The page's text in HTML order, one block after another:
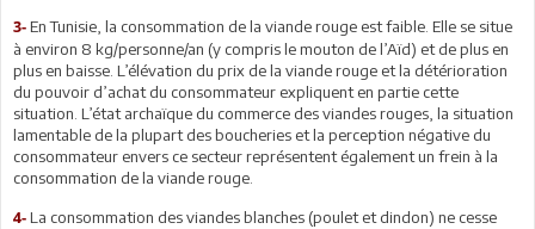
3- En Tunisie, la consommation de la viande rouge est faible. Elle se situe
à environ 8 kg/personne/an (y compris le mouton de l’Aïd) et de plus en
plus en baisse. L’élévation du prix de la viande rouge et la détérioration
du pouvoir d’achat du consommateur expliquent en partie cette
situation. L’état archaïque du commerce des viandes rouges, la situation
lamentable de la plupart des boucheries et la perception négative du
consommateur envers ce secteur représentent également un frein à la
consommation de la viande rouge.
4- La consommation des viandes blanches (poulet et dindon) ne cesse